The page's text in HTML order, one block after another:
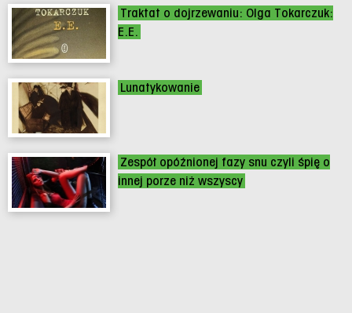
Traktat o dojrzewaniu: Olga Tokarczuk:
E.E.
Lunatykowanie
Zespół opóźnionej fazy snu czyli śpię o
innej porze niż wszyscy